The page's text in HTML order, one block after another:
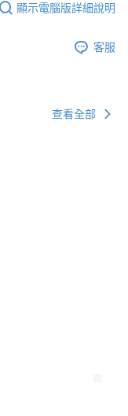
顯示電腦版詳細說明
客服
查看全部